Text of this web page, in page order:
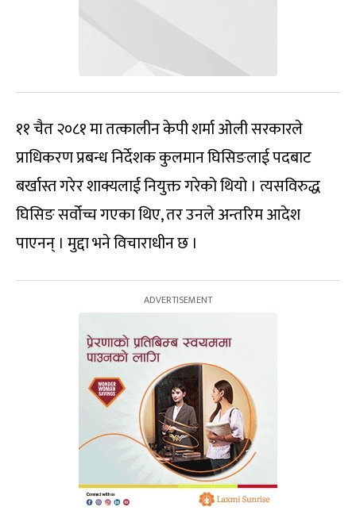
११ चैत २०८१ मा तत्कालीन केपी शर्मा ओली सरकारले
प्राधिकरण प्रबन्ध निर्देशक कुलमान घिसिङलाई पदबाट
बर्खास्त गरेर शाक्यलाई नियुक्त गरेको थियो । त्यसविरुद्ध
घिसिङ सर्वोच्च गएका थिए, तर उनले अन्तरिम आदेश
पाएनन् । मुद्दा भने विचाराधीन छ ।